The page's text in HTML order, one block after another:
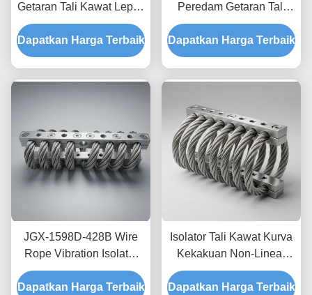
Getaran Tali Kawat Lepas
Pantai Laut Bebas
Perawatan Shock Mount
Baja Tahan Karat
Dapatkan Harga Terbaik
Peredam Getaran Tali
Kawat Tanpa Creep,
Gesekan Bebas Oli,
Peredam untuk
Dapatkan Harga Terbaik
JGX-1598D-428B Wire
Rope Vibration Isolator
Fungus Chemical
Washdown Resistant
Dapatkan Harga Terbaik
Isolator Tali Kawat Kurva
Kekakuan Non-Linear
JGX-2228D-665B
Pemasangan Semua
Dapatkan Harga Terbaik